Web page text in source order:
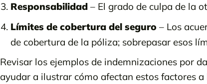
Responsabilidad– El grado de culpa de la
Límites de cobertura del seguro – Los
de cobertura de la póliza; sobrepasar esos
Revisar los ejemplos de indemnizaciones por
ayudar a ilustrar cómo afectan estos factores